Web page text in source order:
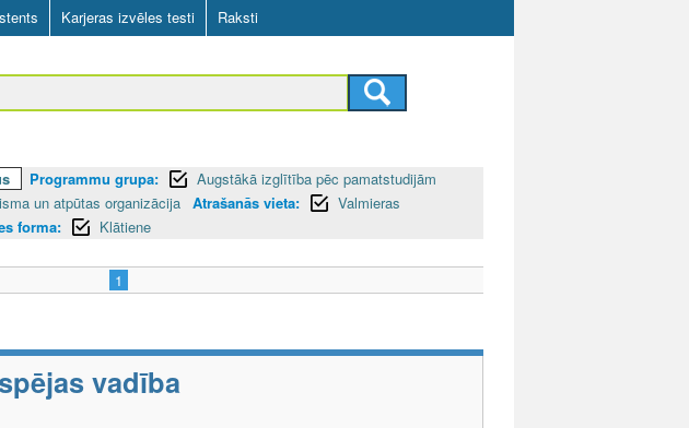
Karjeras izvēles testi Raksti
Programmu grupa:
Augstākā izglītība pēc pamatstudijām
un atpūtas organizācija Atrašanās vieta:
Valmieras
forma: Klātiene
1
vadība